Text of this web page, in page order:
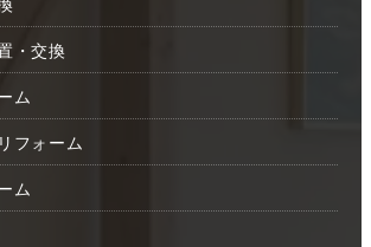
・交換
ム
フォーム
ム